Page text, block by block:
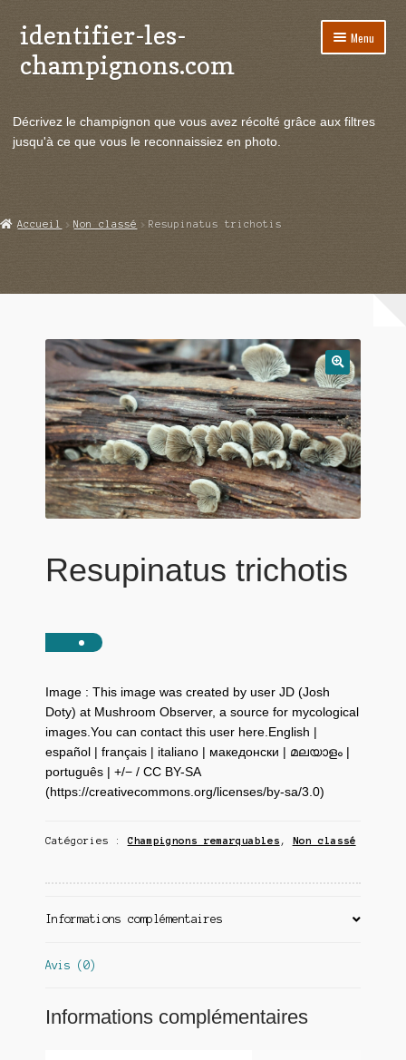
Aller
à
la
Aller
au
contenu
identifier-les-
champignons.com
Menu
le
Actualités
Echanges et contacts
Décrivez le champignon que vous avez récolté grâce aux filtres
jusqu'à ce que vous le reconnaissiez en photo.
Accueil Non classé Resupinatus trichotis
Resupinatus trichotis
Image : This image was created by user JD (Josh
Doty) at Mushroom Observer, a source for mycological
images.You can contact this user here.English |
español | français | italiano | македонски | മലയാളം |
português | +/− / CC BY-SA
(https://creativecommons.org/licenses/by-sa/3.0)
Catégories :Champignons remarquables , Non classé
Informations complémentaires
Avis (0)
Informations complémentaires